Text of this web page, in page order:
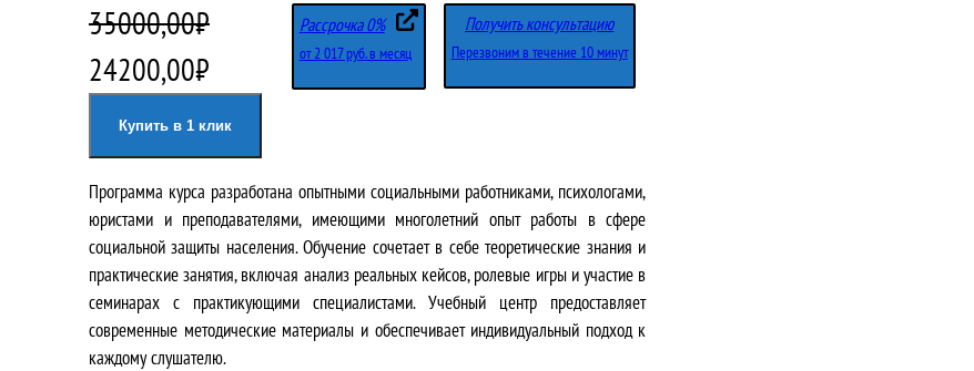
35000,00₽
П
р
в
о
н
а
24200,00₽
е
к
у
щ
а
я
Рассрочка 0%
от 2 017 руб. в месяц
Получить консультацию
Перезвоним в течение 10 минут
Купить в 1 клик
Программа курса разработана опытными социальными работниками, психологами,
юристами и преподавателями, имеющими многолетний опыт работы в сфере
социальной защиты населения. Обучение сочетает в себе теоретические знания и
практические занятия, включая анализ реальных кейсов, ролевые игры и участие в
семинарах с практикующими специалистами. Учебный центр предоставляет
современные методические материалы и обеспечивает индивидуальный подход к
каждому слушателю.